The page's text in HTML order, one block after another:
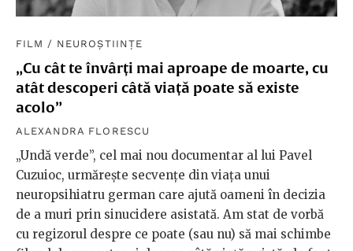
FILM / NEUROȘTIINȚE
„Cu cât te învârți mai aproape de moarte, cu
atât descoperi câtă viață poate să existe
acolo”
ALEXANDRA FLORESCU
„Undă verde”, cel mai nou documentar al lui Pavel
Cuzuioc, urmărește secvențe din viața unui
neuropsihiatru german care ajută oameni în decizia
de a muri prin sinucidere asistată. Am stat de vorbă
cu regizorul despre ce poate (sau nu) să mai schimbe